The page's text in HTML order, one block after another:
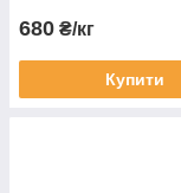
680 ₴/кг
Купити